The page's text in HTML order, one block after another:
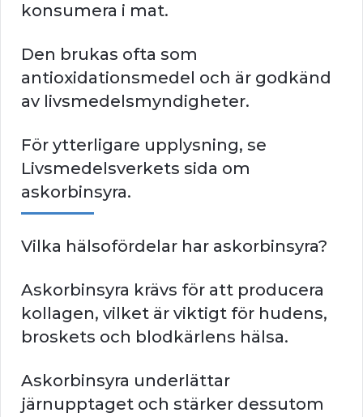
konsumera i mat.
Den brukas ofta som
antioxidationsmedel och är godkänd
av livsmedelsmyndigheter.
För ytterligare upplysning, se
Livsmedelsverkets sida om
askorbinsyra.
Vilka hälsofördelar har askorbinsyra?
Askorbinsyra krävs för att producera
kollagen, vilket är viktigt för hudens,
broskets och blodkärlens hälsa.
Askorbinsyra underlättar
järnupptaget och stärker dessutom